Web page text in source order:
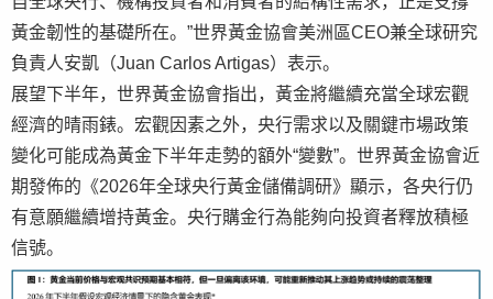
黃金韌性的基礎所在。”世界黃金協會美洲區CEO兼全球研究
負責人安凱（Juan Carlos Artigas）表示。
展望下半年，世界黃金協會指出，黃金將繼續充當全球宏觀
經濟的晴雨錶。宏觀因素之外，央行需求以及關鍵市場政策
變化可能成為黃金下半年走勢的額外“變數”。世界黃金協會近
期發佈的《2026年全球央行黃金儲備調研》顯示，各央行仍
有意願繼續增持黃金。央行購金行為能夠向投資者釋放積極
信號。